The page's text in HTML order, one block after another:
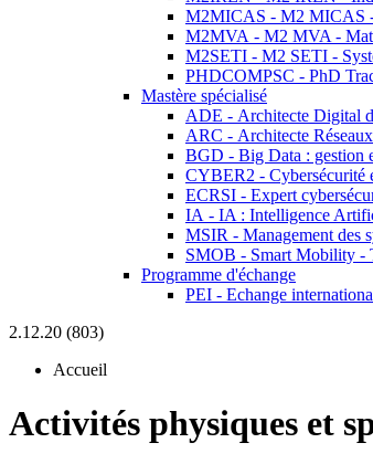
M2MICAS - M2 MICAS -
M2MVA - M2 MVA -
M2SETI - M2 SETI -
PHDCOMPSC - PhD
Mastère spécialisé
ADE - Architecte Digital
ARC - Architecte
BGD - Big Data : gestion
CYBER2 - Cybersécurité
ECRSI - Expert
IA - IA : Intelligence
MSIR - Management des
SMOB - Smart Mobility -
Programme d'échange
PEI - Echange
2.12.20 (803)
Accueil
Activités physiques et